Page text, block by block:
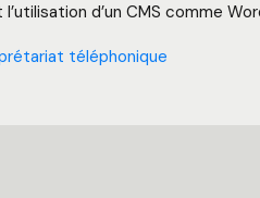
d’un CMS comme
téléphonique